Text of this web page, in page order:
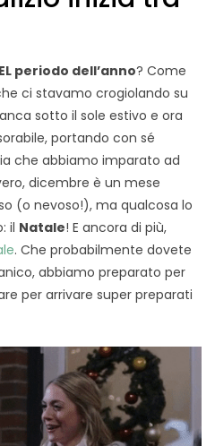
periodo dell’anno? Come
ci stavamo crogiolando su
sotto il sole estivo e ora
portando con sé
che abbiamo imparato ad
dicembre è un mese
(o nevoso!), ma qualcosa lo
il Natale! E ancora di più,
. Che probabilmente dovete
abbiamo preparato per
per arrivare super preparati